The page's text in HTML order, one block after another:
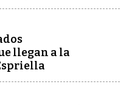
llegan a la